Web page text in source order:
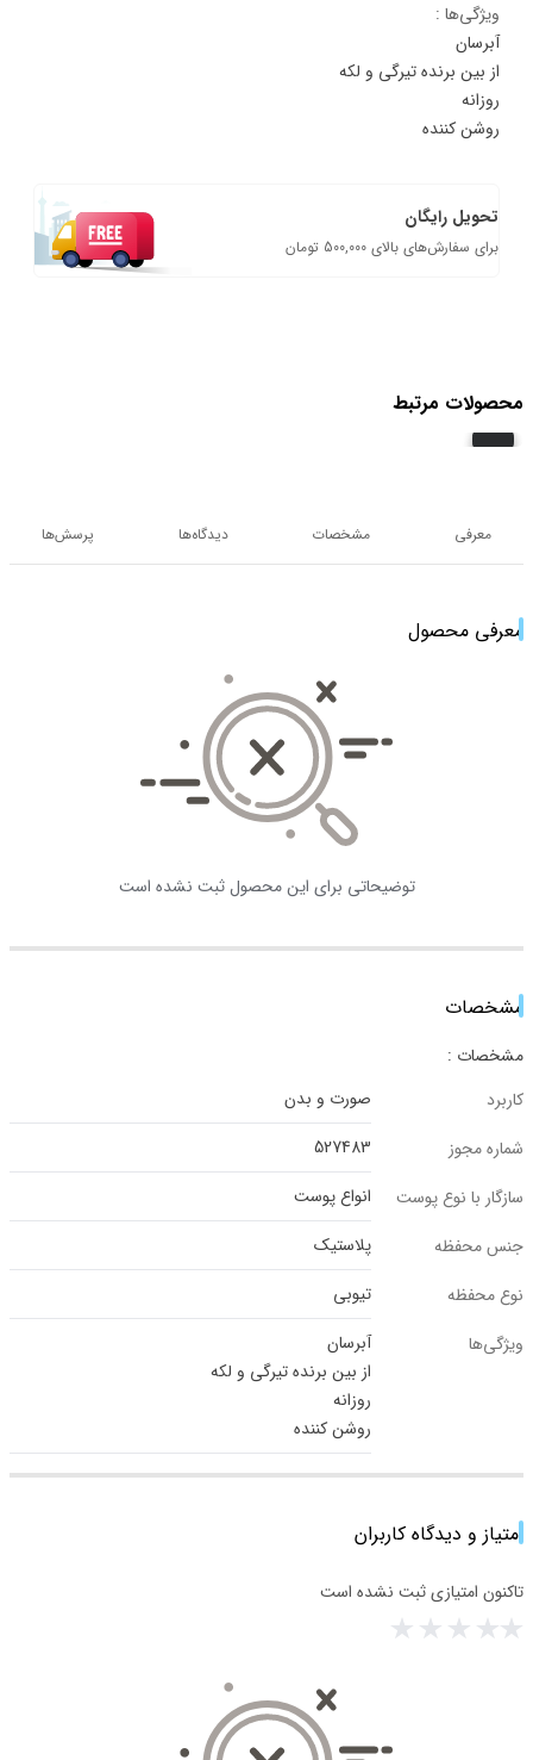
ویژگی‌ها :
آبرسان
از بین برنده تیرگی و لکه
روزانه
روشن کننده
تحویل رایگان
برای سفارش‌های بالای 500,000 تومان
محصولات مرتبط
معرفی مشخصات دیدگاه‌ها پرسش‌ها
معرفی محصول
توضیحاتی برای این محصول ثبت نشده است
مشخصات
مشخصات :
کاربرد
صورت و بدن
شماره مجوز
527483
سازگار با نوع پوست
انواع پوست
جنس محفظه
پلاستیک
نوع محفظه
تیوبی
ویژگی‌ها
آبرسان
از بین برنده تیرگی و لکه
روزانه
روشن کننده
امتیاز و دیدگاه کاربران
تاکنون امتیازی ثبت نشده است